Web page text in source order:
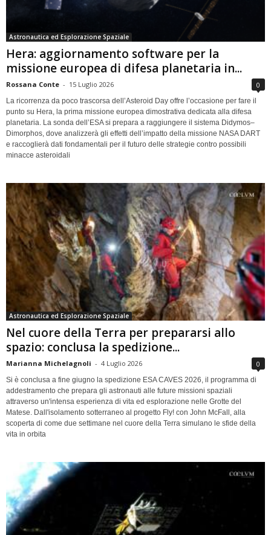
Astronautica ed Esplorazione Spaziale
Hera: aggiornamento software per la
missione europea di difesa planetaria in...
Rossana Conte - 15 Luglio 2026 0
La ricorrenza da poco trascorsa dell’Asteroid Day offre l’occasione per fare il
punto su Hera, la prima missione europea dimostrativa dedicata alla difesa
planetaria. La sonda dell’ESA si prepara a raggiungere il sistema Didymos–
Dimorphos, dove analizzerà gli effetti dell’impatto della missione NASA DART
e raccoglierà dati fondamentali per il futuro delle strategie contro possibili
minacce asteroidali
Astronautica ed Esplorazione Spaziale
Nel cuore della Terra per prepararsi allo
spazio: conclusa la spedizione...
Marianna Michelagnoli - 4 Luglio 2026 0
Si è conclusa a fine giugno la spedizione ESA CAVES 2026, il programma di
addestramento che prepara gli astronauti alle future missioni spaziali
attraverso un'intensa esperienza di vita ed esplorazione nelle Grotte del
Matese. Dall'isolamento sotterraneo al progetto Fly! con John McFall, alla
scoperta di come due settimane nel cuore della Terra simulano le sfide della
vita in orbita